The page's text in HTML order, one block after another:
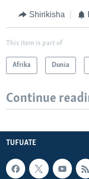
Shirikisha
This item is part of
Afrika Dunia
Continue
TUFUATE